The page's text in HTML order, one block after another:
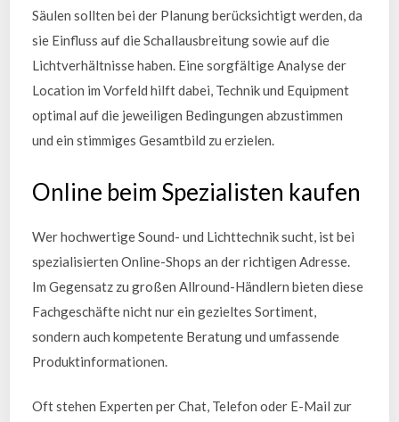
Säulen sollten bei der Planung berücksichtigt werden, da
sie Einfluss auf die Schallausbreitung sowie auf die
Lichtverhältnisse haben. Eine sorgfältige Analyse der
Location im Vorfeld hilft dabei, Technik und Equipment
optimal auf die jeweiligen Bedingungen abzustimmen
und ein stimmiges Gesamtbild zu erzielen.
Online beim Spezialisten kaufen
Wer hochwertige Sound- und Lichttechnik sucht, ist bei
spezialisierten Online-Shops an der richtigen Adresse.
Im Gegensatz zu großen Allround-Händlern bieten diese
Fachgeschäfte nicht nur ein gezieltes Sortiment,
sondern auch kompetente Beratung und umfassende
Produktinformationen.
Oft stehen Experten per Chat, Telefon oder E-Mail zur